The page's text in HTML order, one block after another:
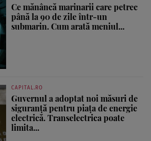
Ce mănâncă marinarii care petrec
până la 90 de zile într-un
submarin. Cum arată meniul...
CAPITAL.RO
Guvernul a adoptat noi măsuri de
siguranță pentru piața de energie
electrică. Transelectrica poate
limita...